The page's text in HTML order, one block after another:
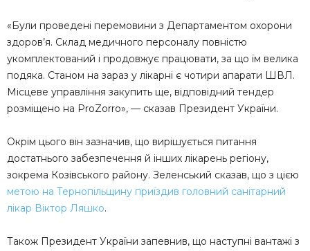
«Були проведені перемовини з Департаментом охорони
здоров’я. Склад медичного персоналу повністю
укомплектований і продовжує працювати, за що їм велика
подяка. Станом на зараз у лікарні є чотири апарати ШВЛ.
Місцеве управління закупить ще, відповідний тендер
розміщено на ProZorro», — сказав Президент України.
Окрім цього він зазначив, що вирішується питання
достатнього забезпечення й інших лікарень регіону,
зокрема Козівського району. Зеленський сказав, що з цією
метою на Тернопільщину приїздив головний санітарний
лікар Віктор Ляшко.
Також Президент України запевнив, що наступні вантажі з